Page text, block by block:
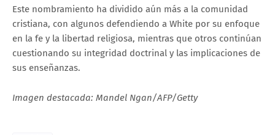
Este nombramiento ha dividido aún más a la comunidad
cristiana, con algunos defendiendo a White por su enfoque
en la fe y la libertad religiosa, mientras que otros continúan
cuestionando su integridad doctrinal y las implicaciones de
sus enseñanzas.
Imagen destacada: Mandel Ngan/AFP/Getty